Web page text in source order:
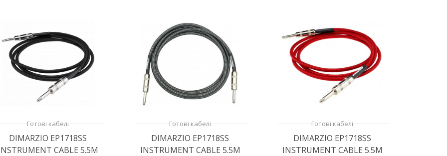
Готові кабелі
DIMARZIO EP1718SS
CABLE 5.5M
Готові кабелі
DIMARZIO EP1718SS
INSTRUMENT CABLE 5.5M
Готові кабелі
DIMARZIO EP1718SS
INSTRUMENT CABLE 5.5M